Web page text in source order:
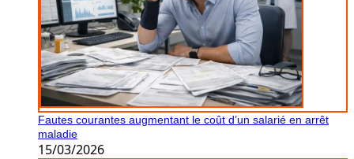
Fautes courantes augmentant le coût d’un salarié en arrêt
maladie
15/03/2026